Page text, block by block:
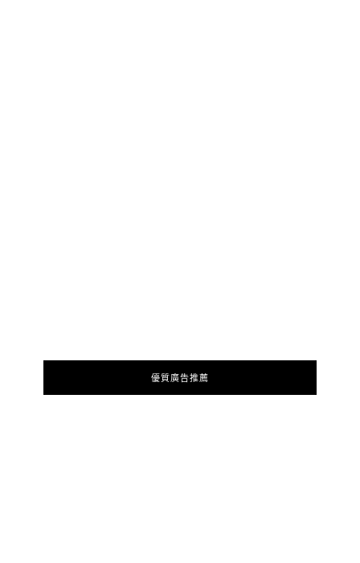
優質廣告推薦